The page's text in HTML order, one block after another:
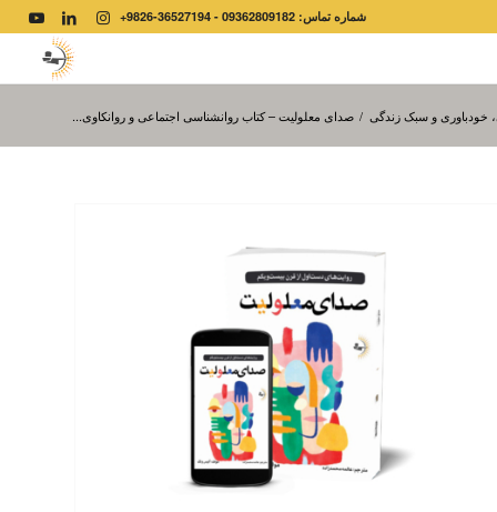
شماره تماس: 09362809182 - 36527194-9826+
خودباوری و سبک زندگی / صدای معلولیت – کتاب روانشناسی اجتماعی و روانکاوی...